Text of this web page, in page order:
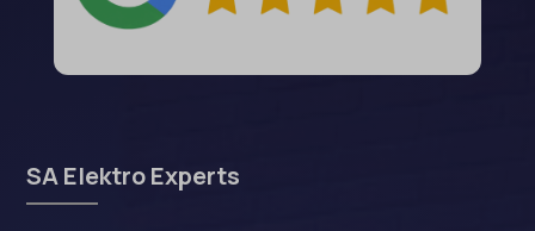
SA Elektro Experts